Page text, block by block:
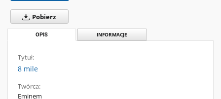
Pobierz
OPIS INFORMACJE
Tytuł:
8 mile
Twórca:
Eminem